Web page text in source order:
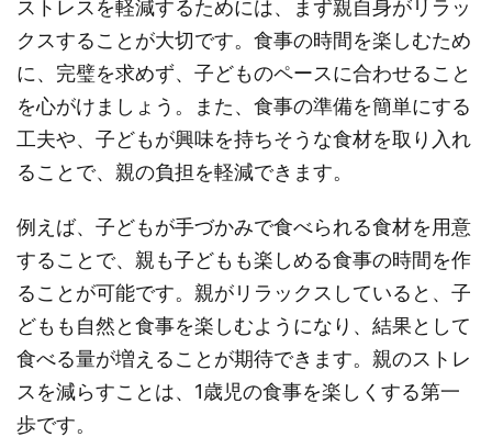
ストレスを軽減するためには、まず親自身がリラッ
クスすることが大切です。食事の時間を楽しむため
に、完璧を求めず、子どものペースに合わせること
を心がけましょう。また、食事の準備を簡単にする
工夫や、子どもが興味を持ちそうな食材を取り入れ
ることで、親の負担を軽減できます。
例えば、子どもが手づかみで食べられる食材を用意
することで、親も子どもも楽しめる食事の時間を作
ることが可能です。親がリラックスしていると、子
どもも自然と食事を楽しむようになり、結果として
食べる量が増えることが期待できます。親のストレ
スを減らすことは、1歳児の食事を楽しくする第一
歩です。